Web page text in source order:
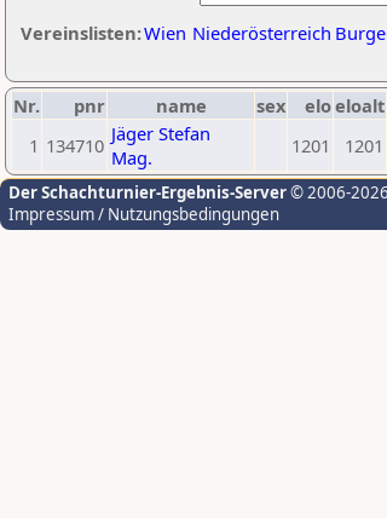
Vereinslisten:Wien Niederösterreich
Nr. pnr name sex eloeloalt
1 134710 Jäger Stefan
Mag.
1201 1201
Der Schachturnier-Ergebnis-Server© 2006-
Impressum / Nutzungsbedingungen